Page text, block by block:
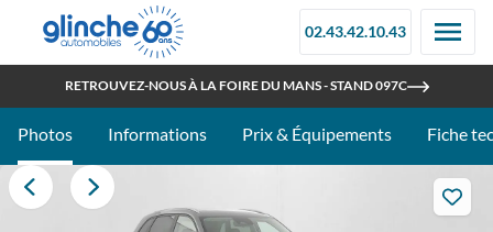
02.43.42.10.43
RETROUVEZ-NOUS À LA FOIRE DU MANS - STAND 097C
OUVERT TOUT L'ÉTÉ
Photos Informations Prix & Équipements Fiche